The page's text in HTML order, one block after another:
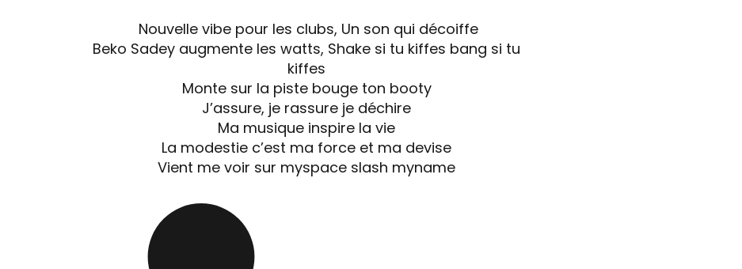
Nouvelle vibe pour les clubs, Un son qui décoiffe
Beko Sadey augmente les watts, Shake si tu kiffes bang si tu
kiffes
Monte sur la piste bouge ton booty
J’assure, je rassure je déchire
Ma musique inspire la vie
La modestie c’est ma force et ma devise
Vient me voir sur myspace slash myname